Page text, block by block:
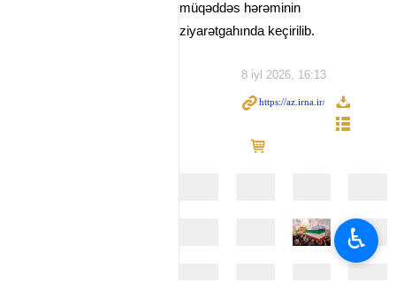
müqəddəs hərəminin
ziyarətgahında keçirilib.
8 iyl 2026, 16:13
♿︎